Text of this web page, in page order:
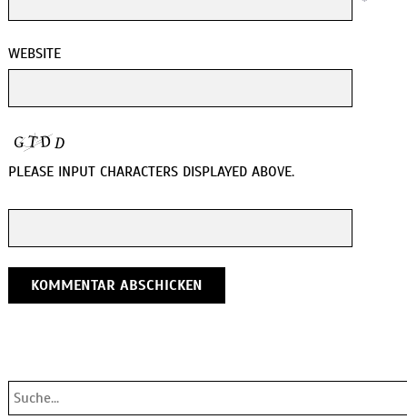
WEBSITE
PLEASE INPUT CHARACTERS DISPLAYED ABOVE.